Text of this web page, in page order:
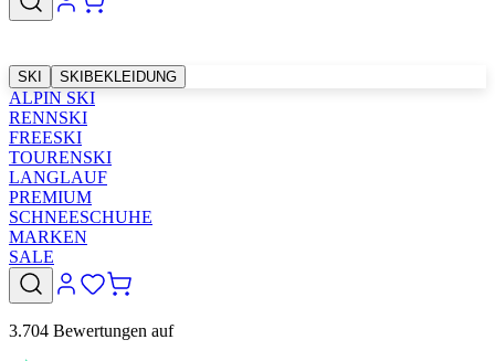
SKI SKIBEKLEIDUNG
ALPIN SKI
RENNSKI
FREESKI
TOURENSKI
LANGLAUF
PREMIUM
SCHNEESCHUHE
MARKEN
SALE
3.704 Bewertungen auf